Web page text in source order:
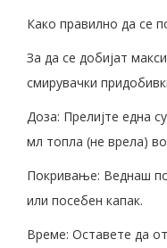
Како правилно да се
За да се добијат
смирувачки
Доза: Прелијте една
мл топла (не врела)
Покривање: Веднаш
или посебен капак.
Време: Оставете да